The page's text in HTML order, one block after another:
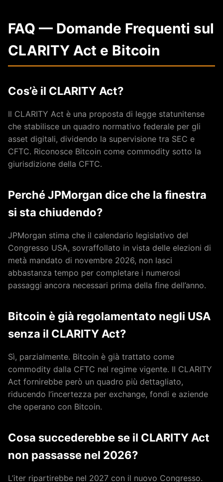
FAQ — Domande Frequenti sul
CLARITY Act e Bitcoin
Cos’è il CLARITY Act?
Il CLARITY Act è una proposta di legge statunitense
che stabilisce un quadro normativo federale per gli
asset digitali, dividendo la supervisione tra SEC e
CFTC. Riconosce Bitcoin come commodity sotto la
giurisdizione della CFTC.
Perché JPMorgan dice che la finestra
si sta chiudendo?
JPMorgan stima che il calendario legislativo del
Congresso USA, sovraffollato in vista delle elezioni di
metà mandato di novembre 2026, non lasci
abbastanza tempo per completare i numerosi
passaggi ancora necessari prima della fine dell’anno.
Bitcoin è già regolamentato negli USA
senza il CLARITY Act?
Sì, parzialmente. Bitcoin è già trattato come
commodity dalla CFTC nel regime vigente. Il CLARITY
Act fornirebbe però un quadro più dettagliato,
riducendo l’incertezza per exchange, fondi e aziende
che operano con Bitcoin.
Cosa succederebbe se il CLARITY Act
non passasse nel 2026?
L’iter ripartirebbe nel 2027 con il nuovo Congresso.